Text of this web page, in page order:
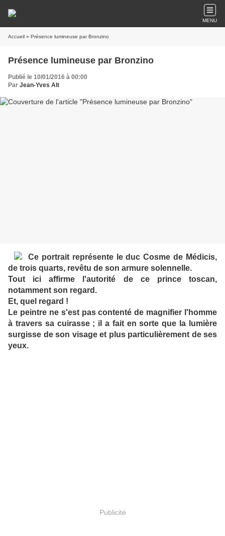
MENU
Accueil » Présence lumineuse par Bronzino
Présence lumineuse par Bronzino
Publié le 10/01/2016 à 00:00
Par Jean-Yves Alt
Ce portrait représente le duc Cosme de Médicis,
de trois quarts, revêtu de son armure solennelle.
Tout ici affirme l'autorité de ce prince toscan,
notamment son regard.
Et, quel regard !
Le peintre ne s'est pas contenté de magnifier l'homme
à travers sa cuirasse ; il a fait en sorte que la lumière
surgisse de son visage et plus particulièrement de ses
yeux.
Publicité